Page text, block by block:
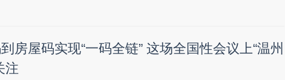
房屋码实现“一码全链” 这场全国性会议上“温州
注